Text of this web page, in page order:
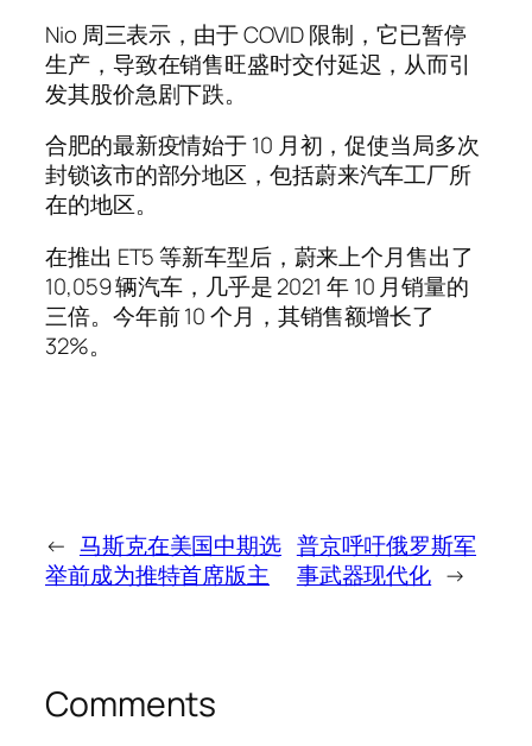
Nio 周三表示，由于 COVID 限制，它已暂停
生产，导致在销售旺盛时交付延迟，从而引
发其股价急剧下跌。
合肥的最新疫情始于 10 月初，促使当局多次
封锁该市的部分地区，包括蔚来汽车工厂所
在的地区。
在推出 ET5 等新车型后，蔚来上个月售出了
10,059 辆汽车，几乎是 2021 年 10 月销量的
三倍。今年前 10 个月，其销售额增长了
32%。
← 马斯克在美国中期选
举前成为推特首席版主
普京呼吁俄罗斯军
事武器现代化 →
Comments